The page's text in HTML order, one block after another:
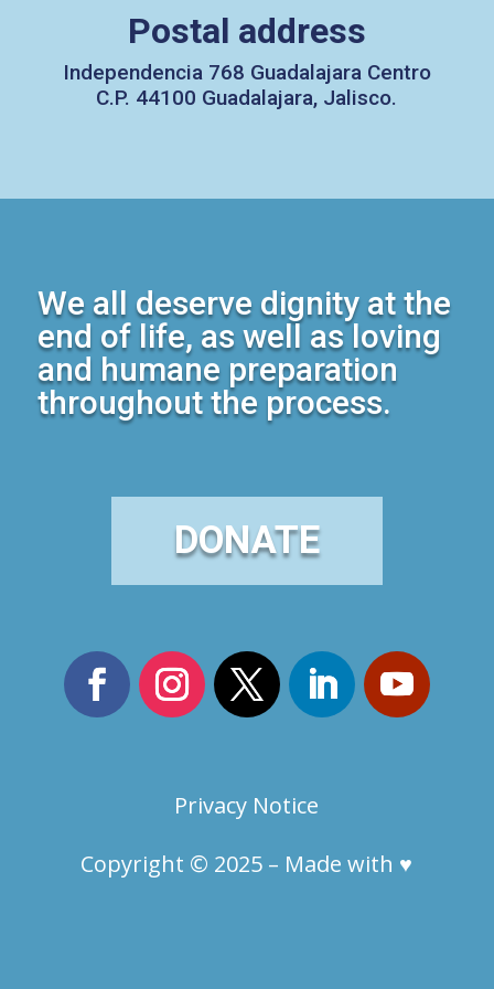
Postal address
Independencia 768 Guadalajara Centro
C.P. 44100 Guadalajara, Jalisco.
We all deserve dignity at the
end of life, as well as loving
and humane preparation
throughout the process.
DONATE
Privacy Notice
Copyright © 2025 – Made with ♥